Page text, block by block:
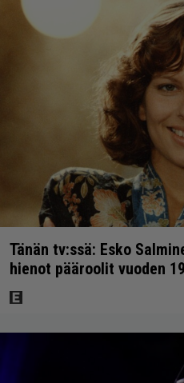
Tänän tv:ssä: Esko
hienot pääroolit vuoden